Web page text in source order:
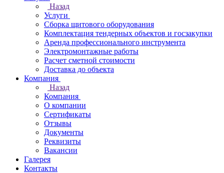
Назад
Услуги
Сборка щитового оборудования
Комплектация тендерных объектов и госзакупки
Аренда профессионального инструмента
Электромонтажные работы
Расчет сметной стоимости
Доставка до объекта
Компания
Назад
Компания
О компании
Сертификаты
Отзывы
Документы
Реквизиты
Вакансии
Галерея
Контакты